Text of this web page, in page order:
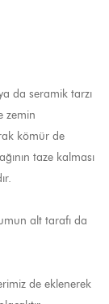
da seramik tarzı
zemin
kömür de
taze kalması
alt tarafı da
de eklenerek